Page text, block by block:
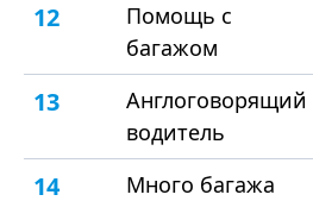
12
Помощь с
багажом
13
Англоговорящий
водитель
14 Много багажа